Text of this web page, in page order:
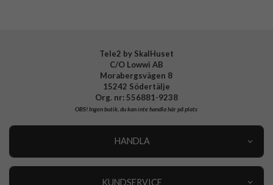
Tele2 by SkalHuset
C/O Lowwi AB
Morabergsvägen 8
15242 Södertälje
Org. nr: 556881-9238
OBS!Ingen butik, du kan inte handla här på plats
HANDLA
KUNDSERVICE